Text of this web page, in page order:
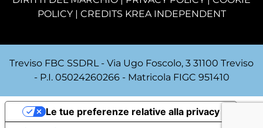
POLICY| CREDITS KREA INDEPENDENT
Treviso FBC SSDRL - Via Ugo Foscolo, 3 31100 Treviso
- P.I. 05024260266 - Matricola FIGC 951410
Le tue preferenze relative alla privacy